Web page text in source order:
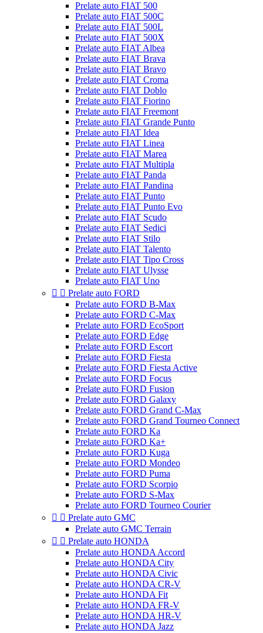
Prelate auto FIAT 500
Prelate auto FIAT 500C
Prelate auto FIAT 500L
Prelate auto FIAT 500X
Prelate auto FIAT Albea
Prelate auto FIAT Brava
Prelate auto FIAT Bravo
Prelate auto FIAT Croma
Prelate auto FIAT Doblo
Prelate auto FIAT Fiorino
Prelate auto FIAT Freemont
Prelate auto FIAT Grande Punto
Prelate auto FIAT Idea
Prelate auto FIAT Linea
Prelate auto FIAT Marea
Prelate auto FIAT Multipla
Prelate auto FIAT Panda
Prelate auto FIAT Pandina
Prelate auto FIAT Punto
Prelate auto FIAT Punto Evo
Prelate auto FIAT Scudo
Prelate auto FIAT Sedici
Prelate auto FIAT Stilo
Prelate auto FIAT Talento
Prelate auto FIAT Tipo Cross
Prelate auto FIAT Ulysse
Prelate auto FIAT Uno
  Prelate auto FORD
Prelate auto FORD B-Max
Prelate auto FORD C-Max
Prelate auto FORD EcoSport
Prelate auto FORD Edge
Prelate auto FORD Escort
Prelate auto FORD Fiesta
Prelate auto FORD Fiesta Active
Prelate auto FORD Focus
Prelate auto FORD Fusion
Prelate auto FORD Galaxy
Prelate auto FORD Grand C-Max
Prelate auto FORD Grand Tourneo Connect
Prelate auto FORD Ka
Prelate auto FORD Ka+
Prelate auto FORD Kuga
Prelate auto FORD Mondeo
Prelate auto FORD Puma
Prelate auto FORD Scorpio
Prelate auto FORD S-Max
Prelate auto FORD Tourneo Courier
  Prelate auto GMC
Prelate auto GMC Terrain
  Prelate auto HONDA
Prelate auto HONDA Accord
Prelate auto HONDA City
Prelate auto HONDA Civic
Prelate auto HONDA CR-V
Prelate auto HONDA Fit
Prelate auto HONDA FR-V
Prelate auto HONDA HR-V
Prelate auto HONDA Jazz